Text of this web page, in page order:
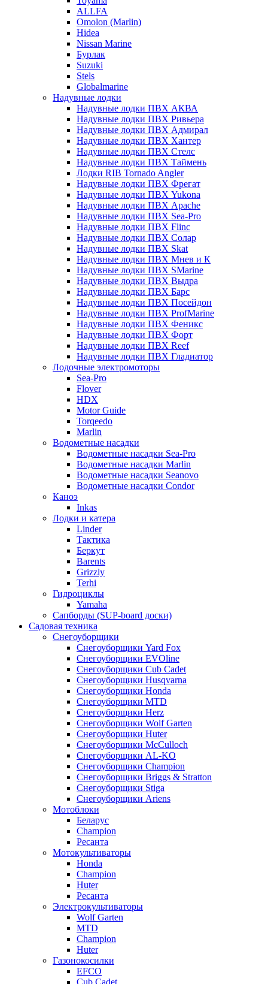
ALLFA
Omolon (Marlin)
Hidea
Nissan Marine
Бурлак
Suzuki
Stels
Globalmarine
Надувные лодки
Надувные лодки ПВХ АКВА
Надувные лодки ПВХ Ривьера
Надувные лодки ПВХ Адмирал
Надувные лодки ПВХ Хантер
Надувные лодки ПВХ Стелс
Надувные лодки ПВХ Таймень
Лодки RIB Tornado Angler
Надувные лодки ПВХ Фрегат
Надувные лодки ПВХ Yukona
Надувные лодки ПВХ Apache
Надувные лодки ПВХ Sea-Pro
Надувные лодки ПВХ Flinc
Надувные лодки ПВХ Солар
Надувные лодки ПВХ Skat
Надувные лодки ПВХ Мнев и К
Надувные лодки ПВХ SMarine
Надувные лодки ПВХ Выдра
Надувные лодки ПВХ Барс
Надувные лодки ПВХ Посейдон
Надувные лодки ПВХ ProfMarine
Надувные лодки ПВХ Феникс
Надувные лодки ПВХ Форт
Надувные лодки ПВХ Reef
Надувные лодки ПВХ Гладиатор
Лодочные электромоторы
Sea-Pro
Flover
HDX
Motor Guide
Torqeedo
Marlin
Водометные насадки
Водометные насадки Sea-Pro
Водометные насадки Marlin
Водометные насадки Seanovo
Водометные насадки Condor
Каноэ
Inkas
Лодки и катера
Linder
Тактика
Беркут
Barents
Grizzly
Terhi
Гидроциклы
Yamaha
Сапборды (SUP-board доски)
Садовая техника
Снегоуборщики
Снегоуборщики Yard Fox
Снегоуборщики EVOline
Снегоуборщики Cub Cadet
Снегоуборщики Husqvarna
Снегоуборщики Honda
Снегоуборщики MTD
Снегоуборщики Herz
Снегоуборщики Wolf Garten
Снегоуборщики Huter
Снегоуборщики McCulloch
Снегоуборщики AL-KO
Снегоуборщики Champion
Снегоуборщики Briggs & Stratton
Снегоуборщики Stiga
Снегоуборщики Ariens
Мотоблоки
Беларус
Champion
Ресанта
Мотокультиваторы
Honda
Champion
Huter
Ресанта
Электрокультиваторы
Wolf Garten
MTD
Champion
Huter
Газонокосилки
EFCO
Cub Cadet